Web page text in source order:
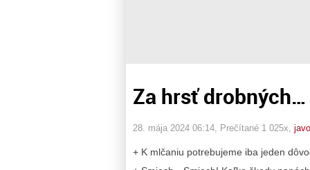
Za hrsť drobných…
28. mája 2024 06:14 , Prečítané 1 025x,
+ K mlčaniu potrebujeme iba jeden